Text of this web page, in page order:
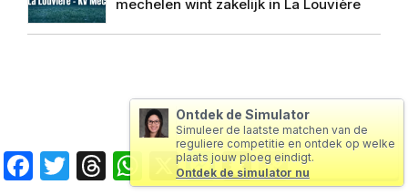
mechelen wint zakelijk in La Louvière
Facebook
Twitter
Threads
WhatsApp
X Messenger
Snapchat
Copy
Ontdek de Simulator
Simuleer de laatste matchen van de
reguliere competitie en ontdek op welke
plaats jouw ploeg eindigt.
Ontdek de simulator nu